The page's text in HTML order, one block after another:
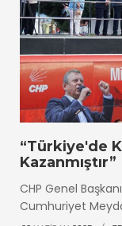
“Türkiye'de
Kazanmıştır”
CHP Genel
Cumhuriyet